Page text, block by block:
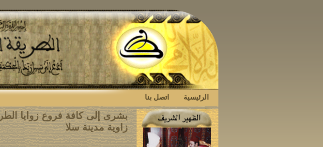
الرئيسية اتصل بنا
بشرى إلى كافة فروع زوايا
زاوية مدينة سلا